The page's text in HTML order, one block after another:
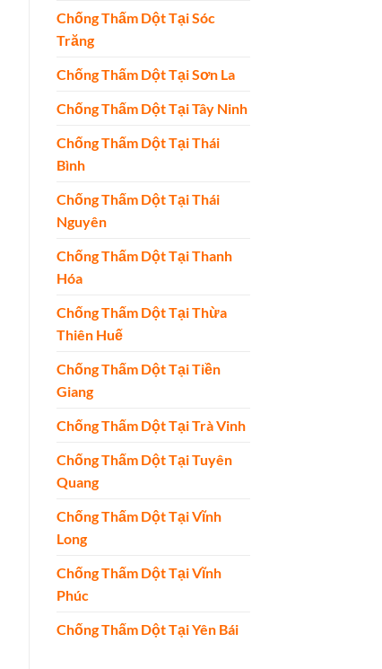
Chống Thấm Dột Tại Sóc
Trăng
Chống Thấm Dột Tại Sơn La
Chống Thấm Dột Tại Tây Ninh
Chống Thấm Dột Tại Thái
Bình
Chống Thấm Dột Tại Thái
Nguyên
Chống Thấm Dột Tại Thanh
Hóa
Chống Thấm Dột Tại Thừa
Thiên Huế
Chống Thấm Dột Tại Tiền
Giang
Chống Thấm Dột Tại Trà Vinh
Chống Thấm Dột Tại Tuyên
Quang
Chống Thấm Dột Tại Vĩnh
Long
Chống Thấm Dột Tại Vĩnh
Phúc
Chống Thấm Dột Tại Yên Bái